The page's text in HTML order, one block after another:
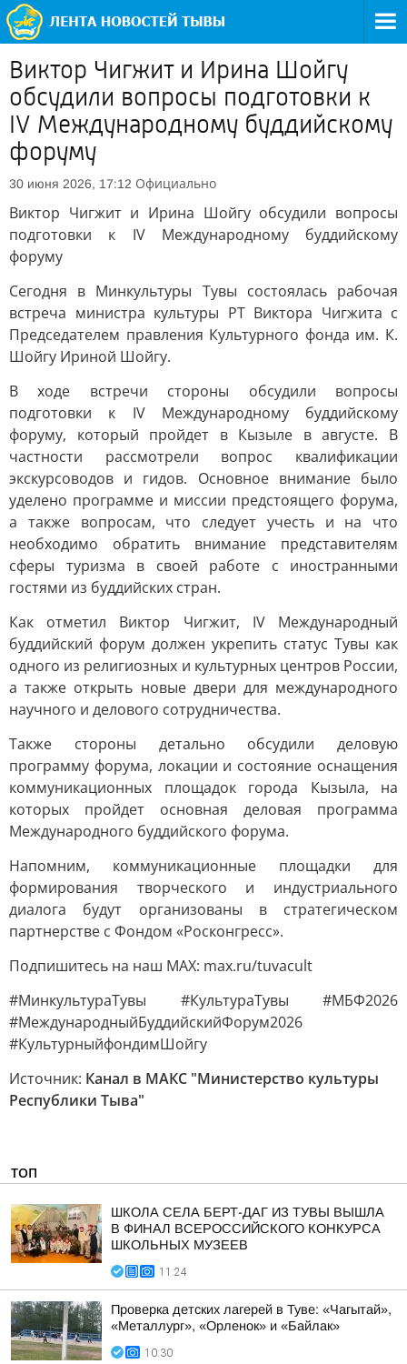
Виктор Чигжит и Ирина Шойгу
обсудили вопросы подготовки к
IV Международному буддийскому
форуму
30 июня 2026, 17:12 Официально
Виктор Чигжит и Ирина Шойгу обсудили вопросы
подготовки к IV Международному буддийскому
форуму
Сегодня в Минкультуры Тувы состоялась рабочая
встреча министра культуры РТ Виктора Чигжита с
Председателем правления Культурного фонда им. К.
Шойгу Ириной Шойгу.
В ходе встречи стороны обсудили вопросы
подготовки к IV Международному буддийскому
форуму, который пройдет в Кызыле в августе. В
частности рассмотрели вопрос квалификации
экскурсоводов и гидов. Основное внимание было
уделено программе и миссии предстоящего форума,
а также вопросам, что следует учесть и на что
необходимо обратить внимание представителям
сферы туризма в своей работе с иностранными
гостями из буддийских стран.
Как отметил Виктор Чигжит, IV Международный
буддийский форум должен укрепить статус Тувы как
одного из религиозных и культурных центров России,
а также открыть новые двери для международного
научного и делового сотрудничества.
Также стороны детально обсудили деловую
программу форума, локации и состояние оснащения
коммуникационных площадок города Кызыла, на
которых пройдет основная деловая программа
Международного буддийского форума.
Напомним, коммуникационные площадки для
формирования творческого и индустриального
диалога будут организованы в стратегическом
партнерстве с Фондом «Росконгресс».
Подпишитесь на наш МАХ: max.ru/tuvacult
#МинкультураТувы #КультураТувы #МБФ2026
#МеждународныйБуддийскийФорум2026
#КультурныйфондимШойгу
Источник: Канал в МАКС "Министерство культуры
Республики Тыва"
ТОП
ШКОЛА СЕЛА БЕРТ-ДАГ ИЗ ТУВЫ ВЫШЛА
В ФИНАЛ ВСЕРОССИЙСКОГО КОНКУРСА
ШКОЛЬНЫХ МУЗЕЕВ
11:24
Проверка детских лагерей в Туве: «Чагытай»,
«Металлург», «Орленок» и «Байлак»
10:30